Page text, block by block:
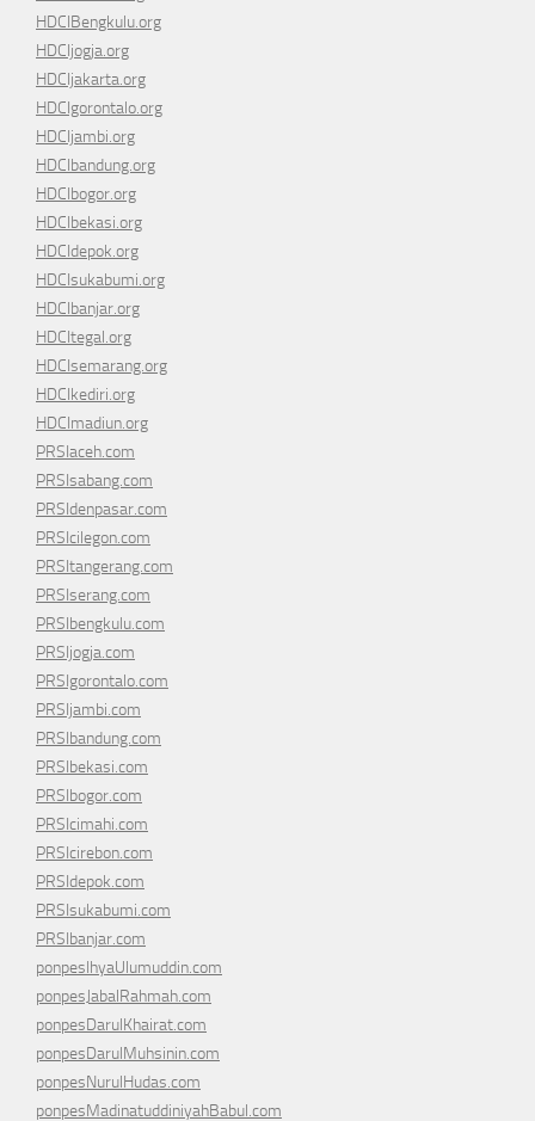
HDCIBengkulu.org
HDCIjogja.org
HDCIjakarta.org
HDCIgorontalo.org
HDCIjambi.org
HDCIbandung.org
HDCIbogor.org
HDCIbekasi.org
HDCIdepok.org
HDCIsukabumi.org
HDCIbanjar.org
HDCItegal.org
HDCIsemarang.org
HDCIkediri.org
HDCImadiun.org
PRSIaceh.com
PRSIsabang.com
PRSIdenpasar.com
PRSIcilegon.com
PRSItangerang.com
PRSIserang.com
PRSIbengkulu.com
PRSIjogja.com
PRSIgorontalo.com
PRSIjambi.com
PRSIbandung.com
PRSIbekasi.com
PRSIbogor.com
PRSIcimahi.com
PRSIcirebon.com
PRSIdepok.com
PRSIsukabumi.com
PRSIbanjar.com
ponpesIhyaUlumuddin.com
ponpesJabalRahmah.com
ponpesDarulKhairat.com
ponpesDarulMuhsinin.com
ponpesNurulHudas.com
ponpesMadinatuddiniyahBabul.com